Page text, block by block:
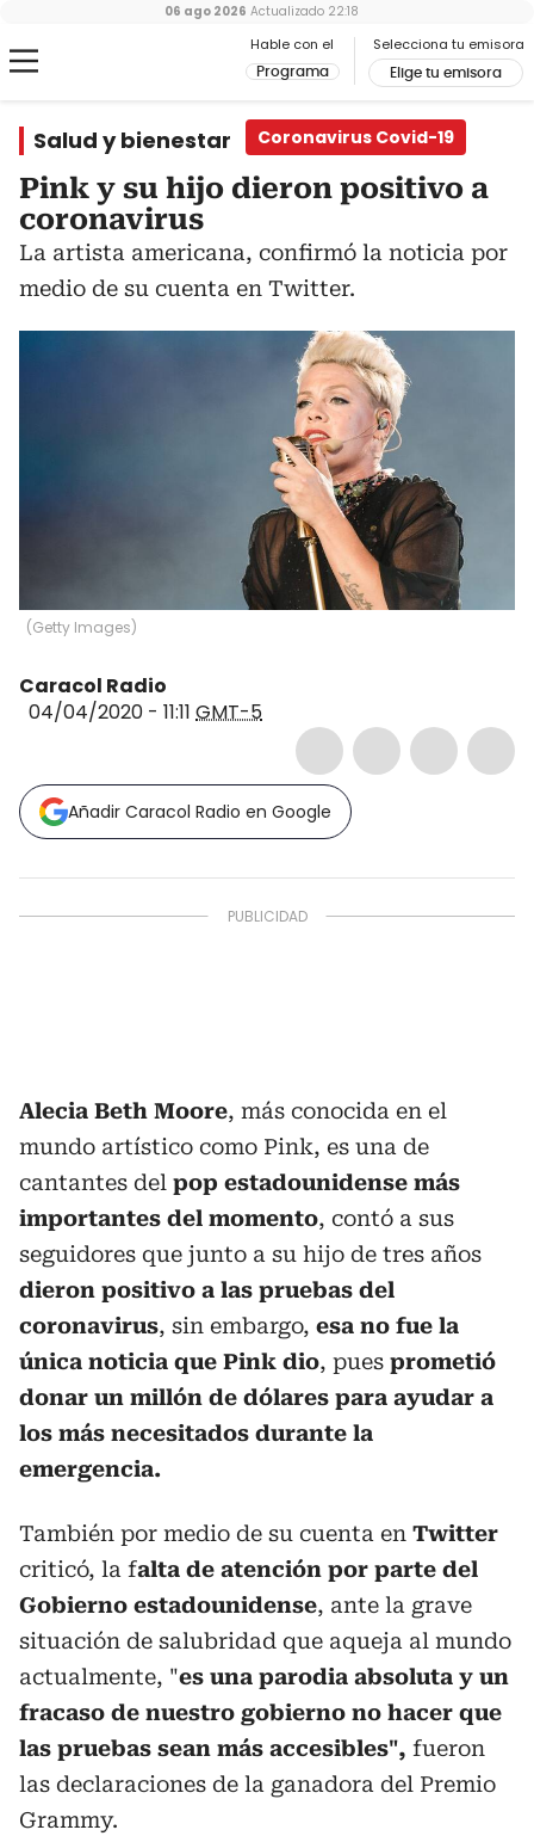
Hable con el
Programa
Selecciona tu emisora
Elige tu emisora
06 ago 2026 Actualizado 22:18
Salud y bienestar Coronavirus Covid-19
Pink y su hijo dieron positivo a
coronavirus
La artista americana, confirmó la noticia por
medio de su cuenta en Twitter.
(Getty Images)
Caracol Radio
04/04/2020 - 11:11 GMT-5
Añadir Caracol Radio en Google
Alecia Beth Moore, más conocida en el
mundo artístico como Pink, es una de
cantantes del pop estadounidense más
importantes del momento, contó a sus
seguidores que junto a su hijo de tres años
dieron positivo a las pruebas del
coronavirus, sin embargo, esa no fue la
única noticia que Pink dio, pues prometió
donar un millón de dólares para ayudar a
los más necesitados durante la
emergencia.
También por medio de su cuenta en Twitter
criticó, la falta de atención por parte del
Gobierno estadounidense, ante la grave
situación de salubridad que aqueja al mundo
actualmente, "es una parodia absoluta y un
fracaso de nuestro gobierno no hacer que
las pruebas sean más accesibles", fueron
las declaraciones de la ganadora del Premio
Grammy.